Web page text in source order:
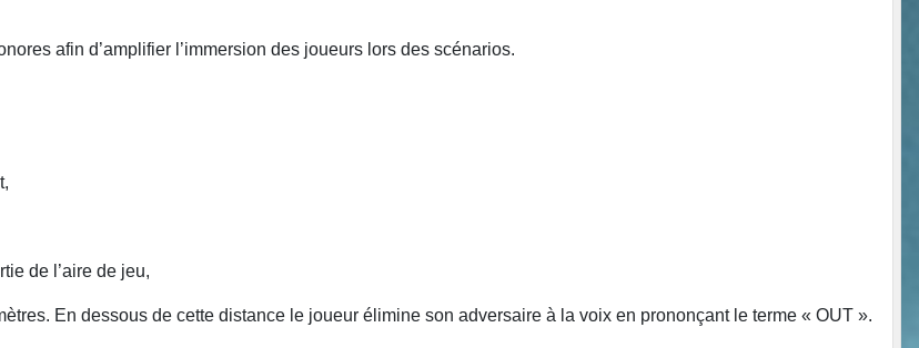
afin d’amplifier l’immersion des joueurs lors des scénarios.
de l’aire de jeu,
En dessous de cette distance le joueur élimine son adversaire à la voix en prononçant le terme « OUT ».